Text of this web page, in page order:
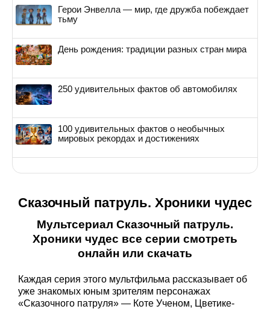
Герои Энвелла — мир, где дружба побеждает
тьму
День рождения: традиции разных стран мира
250 удивительных фактов об автомобилях
100 удивительных фактов о необычных
мировых рекордах и достижениях
Сказочный патруль. Хроники чудес
Мультсериал Сказочный патруль.
Хроники чудес все серии смотреть
онлайн или скачать
Каждая серия этого мультфильма рассказывает об
уже знакомых юным зрителям персонажах
«Сказочного патруля» — Коте Ученом, Цветике-